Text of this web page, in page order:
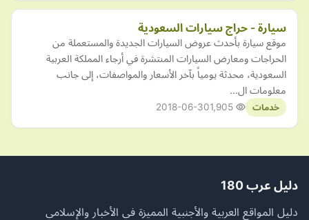
سيارة - حراج سيارات السعودية
موقع سيارة بأحدث عروض السيارات الجديدة والمستعملة من
الحراجات ومعارض السيارات المنتشرة في أرجاء المملكة العربية
السعودية، محدثة يومياً بآخر الأسعار والمواصفات، إلى جانب
معلومات ال…
خدمات 2018-06-30
دليل عرب 180
دليل المواقع العربية والأجنبية المميزة في الأخبار والإسلامي